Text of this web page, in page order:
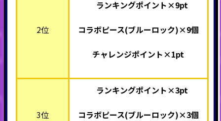
2位
ランキングポイント×9pt
コラボピース(ブルーロック)×9個
チャレンジポイント×1pt
3位
ランキングポイント×3pt
コラボピース(ブルーロック)×3個